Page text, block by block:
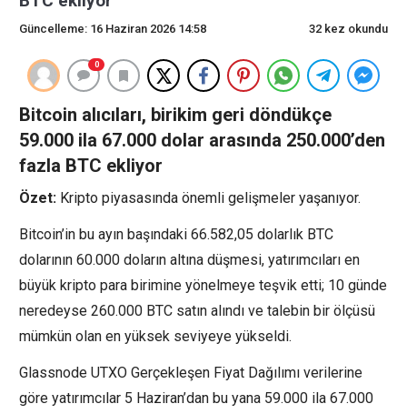
Güncelleme: 16 Haziran 2026 14:58 32 kez okundu
0
Bitcoin alıcıları, birikim geri döndükçe
59.000 ila 67.000 dolar arasında 250.000’den
fazla BTC ekliyor
Özet: Kripto piyasasında önemli gelişmeler yaşanıyor.
Bitcoin’in bu ayın başındaki 66.582,05 dolarlık BTC
dolarının 60.000 doların altına düşmesi, yatırımcıları en
büyük kripto para birimine yönelmeye teşvik etti; 10 günde
neredeyse 260.000 BTC satın alındı ​​ve talebin bir ölçüsü
mümkün olan en yüksek seviyeye yükseldi.
Glassnode UTXO Gerçekleşen Fiyat Dağılımı verilerine
göre yatırımcılar 5 Haziran’dan bu yana 59.000 ila 67.000